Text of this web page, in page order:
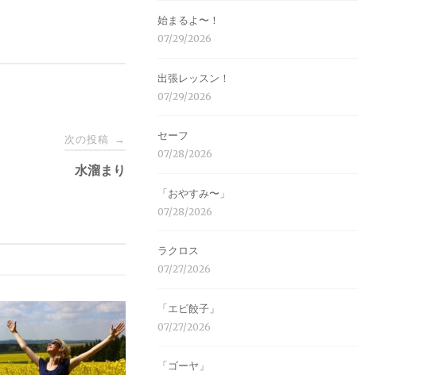
次の投稿 →
水溜まり
始まるよ〜！
07/29/2026
出張レッスン！
07/29/2026
セーフ
07/28/2026
「おやすみ〜」
07/28/2026
ラクロス
07/27/2026
「エビ餃子」
07/27/2026
「ゴーヤ」